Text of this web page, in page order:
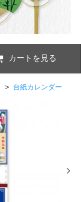
カートを見る
> 台紙カレンダー